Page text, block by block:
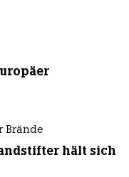
Brände
hält sich